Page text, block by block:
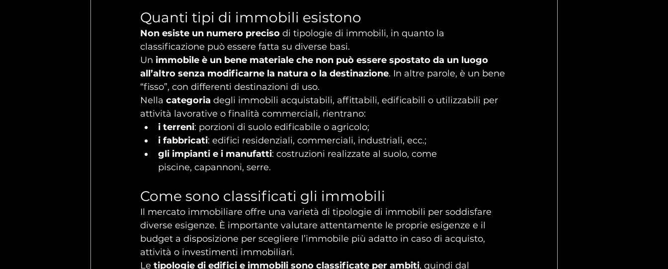
Quanti tipi di immobili esistono
Non esiste un numero preciso di tipologie di immobili, in quanto la
classificazione può essere fatta su diverse basi.
Un immobile è un bene materiale che non può essere spostato da un luogo
all’altro senza modificarne la natura o la destinazione. In altre parole, è un bene
“fisso”, con differenti destinazioni di uso.
Nella categoria degli immobili acquistabili, affittabili, edificabili o utilizzabili per
attività lavorative o finalità commerciali, rientrano:
i terreni: porzioni di suolo edificabile o agricolo;
i fabbricati: edifici residenziali, commerciali, industriali, ecc.;
gli impianti e i manufatti: costruzioni realizzate al suolo, come
piscine, capannoni, serre.
Come sono classificati gli immobili
Il mercato immobiliare offre una varietà di tipologie di immobili per soddisfare
diverse esigenze. È importante valutare attentamente le proprie esigenze e il
budget a disposizione per scegliere l’immobile più adatto in caso di acquisto,
attività o investimenti immobiliari.
Le tipologie di edifici e immobili sono classificate per ambiti, quindi dal